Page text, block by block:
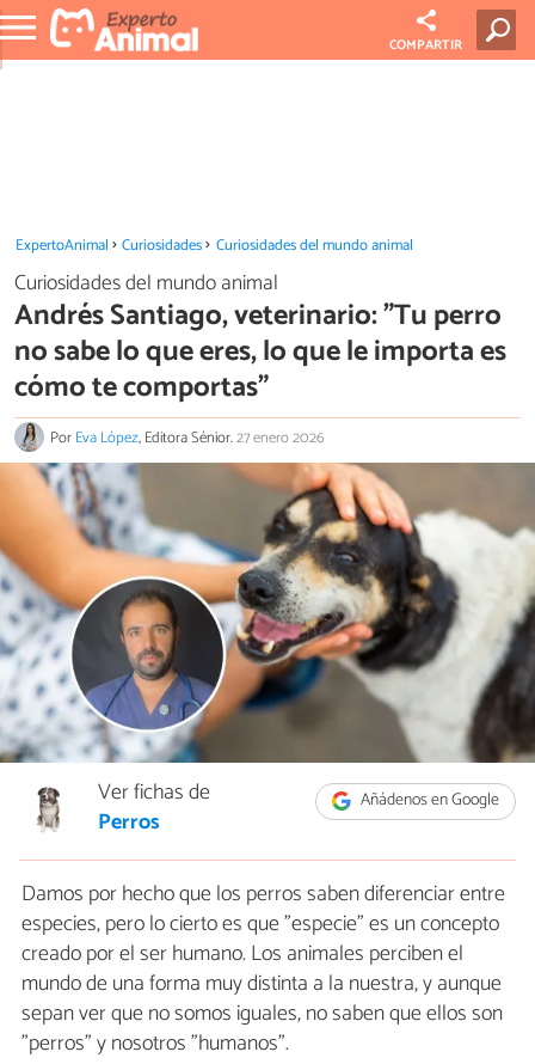
COMPARTIR
ExpertoAnimal Curiosidades Curiosidades del mundo animal
Curiosidades del mundo animal
Andrés Santiago, veterinario: "Tu perro
no sabe lo que eres, lo que le importa es
cómo te comportas"
PorEva López, Editora Sénior.27 enero 2026
Añádenos en Google
Ver fichas de
Perros
Damos por hecho que los perros saben diferenciar entre
especies, pero lo cierto es que "especie" es un concepto
creado por el ser humano. Los animales perciben el
mundo de una forma muy distinta a la nuestra, y aunque
sepan ver que no somos iguales, no saben que ellos son
"perros" y nosotros "humanos".